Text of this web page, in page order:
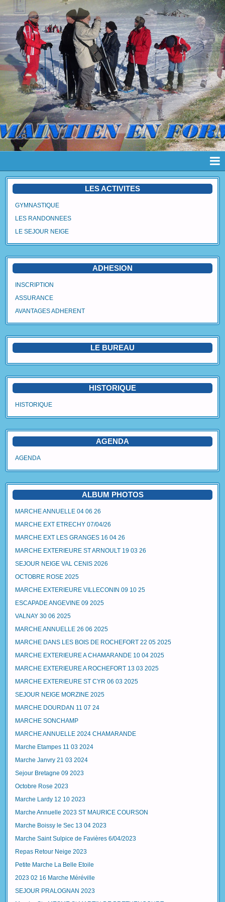
Page d'accueil
Album
Avantages Adhérent
Contact
Blog
LES ACTIVITES
GYMNASTIQUE
LES RANDONNEES
LE SEJOUR NEIGE
ADHESION
INSCRIPTION
ASSURANCE
AVANTAGES ADHERENT
LE BUREAU
HISTORIQUE
HISTORIQUE
AGENDA
AGENDA
ALBUM PHOTOS
MARCHE ANNUELLE 04 06 26
MARCHE EXT ETRECHY 07/04/26
MARCHE EXT LES GRANGES 16 04 26
MARCHE EXTERIEURE ST ARNOULT 19 03 26
SEJOUR NEIGE VAL CENIS 2026
OCTOBRE ROSE 2025
MARCHE EXTERIEURE VILLECONIN 09 10 25
ESCAPADE ANGEVINE 09 2025
VALNAY 30 06 2025
MARCHE ANNUELLE 26 06 2025
MARCHE DANS LES BOIS DE ROCHEFORT 22 05 2025
MARCHE EXTERIEURE A CHAMARANDE 10 04 2025
MARCHE EXTERIEURE A ROCHEFORT 13 03 2025
MARCHE EXTERIEURE ST CYR 06 03 2025
SEJOUR NEIGE MORZINE 2025
MARCHE DOURDAN 11 07 24
MARCHE SONCHAMP
MARCHE ANNUELLE 2024 CHAMARANDE
Marche Etampes 11 03 2024
Marche Janvry 21 03 2024
Sejour Bretagne 09 2023
Octobre Rose 2023
Marche Lardy 12 10 2023
Marche Annuelle 2023 ST MAURICE COURSON
Marche Boissy le Sec 13 04 2023
Marche Saint Sulpice de Favières 6/04/2023
Repas Retour Neige 2023
Petite Marche La Belle Etoile
2023 02 16 Marche Méréville
SEJOUR PRALOGNAN 2023